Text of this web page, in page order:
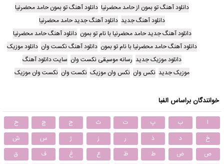
دانلود آهنگ تو بمون از حامد محضرنیا دانلود آهنگ تو بمون حامد محضرنیا
دانلود آهنگ جدید دانلود آهنگ جدید حامد محضرنیا
دانلود آهنگ جدید حامد محضرنیا با نام تو بمون دانلود آهنگ حامد محضرنیا
دانلود آهنگ حامد محضرنیا با نام تو بمون دانلود آهنگ نکست وان دانلود موزیک
دانلود موزیک جدید رسانه موسیقی نکست وان سایت دانلود آهنگ
موزیک جدید نکس وان نکس وان موزیک نکست وان نکست وان موزیک
خوانندگان براساس الفبا
ا ب پ ت ث ج چ
ح
خ
د ذ ر ز ژ س
ش
ص
ض ط ظ ع غ ف
ق